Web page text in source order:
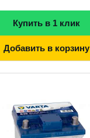
Купить в 1 клик
Добавить в корзину